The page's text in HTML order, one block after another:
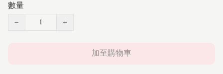
數量
−
+
加至購物車